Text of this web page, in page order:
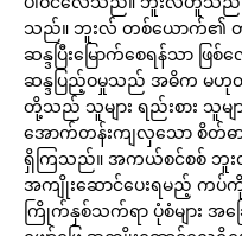
သည်။ ဘူးလ် တစ်ယောက်၏ တ
ဆန္ဒပြီးမြောက်စေရန်သာ
ဆန္ဒပြည့်ဝမှုသည် အဓိက မဟုတ်
တို့သည် သူများ ရည်းစား သူမျ
အောက်တန်းကျလှသော စိတ်
ရှိကြသည်။ အကယ်စင်စစ် ဘူ
အကျိုးဆောင်ပေးရမည့် က
ကြိုက်နှစ်သက်ရာ ပုံစံများ အခ